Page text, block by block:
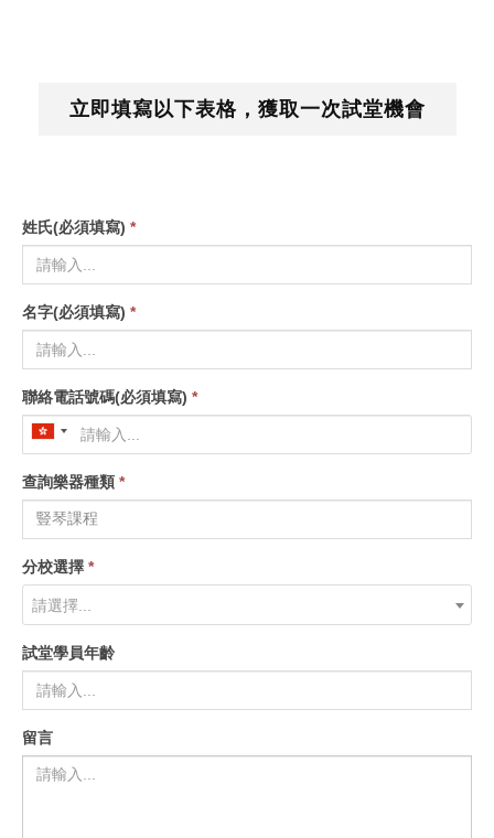
立即填寫以下表格，獲取一次試堂機會
姓氏(必須填寫) *
名字(必須填寫) *
聯絡電話號碼(必須填寫) *
查詢樂器種類 *
分校選擇 *
請選擇...
試堂學員年齡
留言